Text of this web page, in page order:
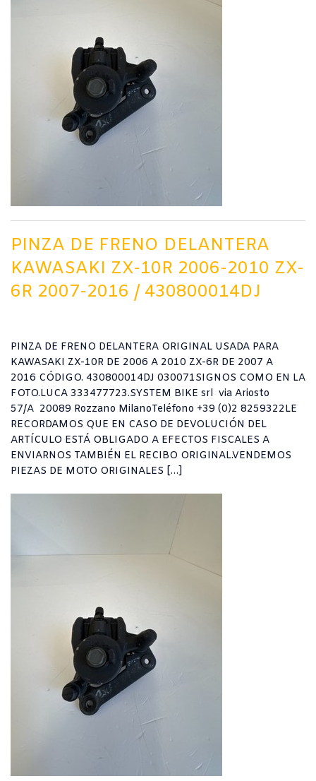
PINZA DE FRENO DELANTERA
KAWASAKI ZX-10R 2006-2010 ZX-
6R 2007-2016 / 430800014DJ
PINZA DE FRENO DELANTERA ORIGINAL USADA PARA
KAWASAKI ZX-10R DE 2006 A 2010 ZX-6R DE 2007 A
2016 CÓDIGO. 430800014DJ 030071SIGNOS COMO EN LA
FOTO.LUCA 333477723.SYSTEM BIKE srl via Ariosto
57/A 20089 Rozzano MilanoTeléfono +39 (0)2 8259322LE
RECORDAMOS QUE EN CASO DE DEVOLUCIÓN DEL
ARTÍCULO ESTÁ OBLIGADO A EFECTOS FISCALES A
ENVIARNOS TAMBIÉN EL RECIBO ORIGINAL.VENDEMOS
PIEZAS DE MOTO ORIGINALES […]